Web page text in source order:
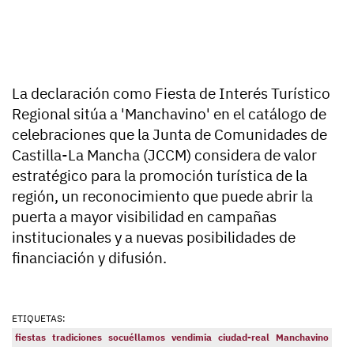
La declaración como Fiesta de Interés Turístico
Regional sitúa a 'Manchavino' en el catálogo de
celebraciones que la Junta de Comunidades de
Castilla-La Mancha (JCCM) considera de valor
estratégico para la promoción turística de la
región, un reconocimiento que puede abrir la
puerta a mayor visibilidad en campañas
institucionales y a nuevas posibilidades de
financiación y difusión.
ETIQUETAS:
fiestas tradiciones socuéllamos vendimia ciudad-real Manchavino